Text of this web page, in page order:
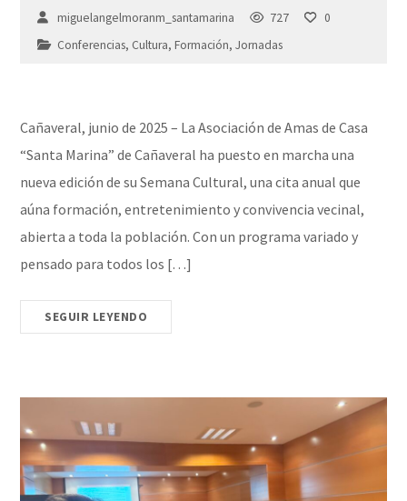
miguelangelmoranm_santamarina
727
0
Conferencias, Cultura,Formación,Jornadas
Cañaveral, junio de 2025 – La Asociación de Amas de Casa
“Santa Marina” de Cañaveral ha puesto en marcha una
nueva edición de su Semana Cultural, una cita anual que
aúna formación, entretenimiento y convivencia vecinal,
abierta a toda la población. Con un programa variado y
pensado para todos los […]
SEGUIR LEYENDO